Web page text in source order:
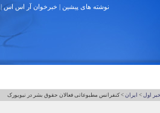
نوشته های پیشین | خبرخوان آر اس اس|
خبر اول > ایران > کنفرانس مطبوعاتی فعالان حقوق بشر در نیویورک